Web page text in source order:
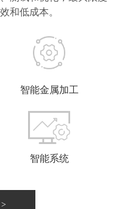
和低成本。
智能金属加工
智能系统